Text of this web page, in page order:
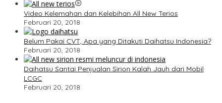
Video Kelemahan dan Kelebihan All New Terios
Februari 20, 2018
Belum Pakai CVT, Apa yang Ditakuti Daihatsu Indonesia?
Februari 20, 2018
Daihatsu Santai Penjualan Sirion Kalah Jauh dari Mobil
LCGC
Februari 20, 2018